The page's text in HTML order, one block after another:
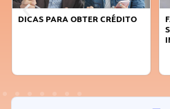
DICAS PARA OBTER CRÉDITO